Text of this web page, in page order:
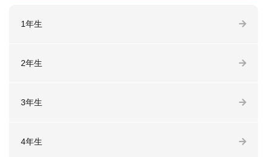
1年生
2年生
3年生
4年生